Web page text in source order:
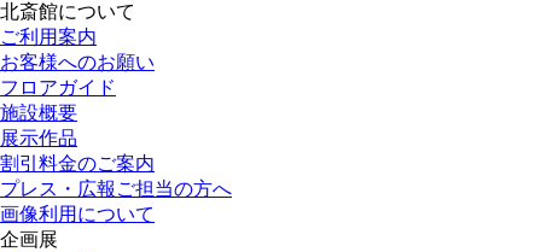
北斎館について
ご利用案内
お客様へのお願い
フロアガイド
施設概要
展示作品
割引料金のご案内
プレス・広報ご担当の方へ
画像利用について
企画展